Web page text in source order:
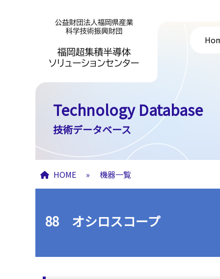
Technology Database
技術データベース
HOME » 機器一覧
88 オシロスコープ